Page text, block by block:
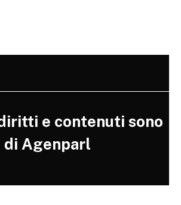
e contenuti sono
di Agenparl